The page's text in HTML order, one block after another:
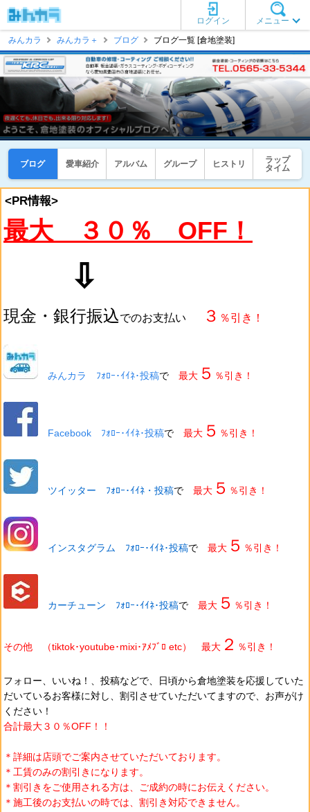
メニュー
ログイン
みんカラ
みんカラ＋ ブログ ブログ一覧 [倉地塗装]
ブログ 愛車紹介 アルバム グループ ヒストリ
ラップ
タイム
<PR情報>
最大 ３０％ OFF！
⇩
現金・銀行振込でのお支払い ３ ％引き！
みんカラ ﾌｫﾛｰ･ｲｲﾈ･投稿で 最大 ５ ％引き！
Facebook ﾌｫﾛｰ･ｲｲﾈ･投稿で 最大 ５ ％引き！
ツイッター ﾌｫﾛｰ･ｲｲﾈ・投稿で 最大 ５ ％引き！
インスタグラム ﾌｫﾛｰ･ｲｲﾈ･投稿で 最大 ５ ％引き！
カーチューン ﾌｫﾛｰ･ｲｲﾈ･投稿で 最大 ５ ％引き！
その他 （tiktok･youtube･mixi･ｱﾒﾌﾞﾛ etc） 最大 ２ ％引き！
フォロー、いいね！、投稿などで、日頃から倉地塗装を応援していた
だいているお客様に対し、割引させていただいてますので、お声がけ
ください！
合計最大３０％OFF！！
＊詳細は店頭でご案内させていただいております。
＊工賃のみの割引きになります。
＊割引きをご使用される方は、ご成約の時にお伝えください。
＊施工後のお支払いの時では、割引き対応できません。